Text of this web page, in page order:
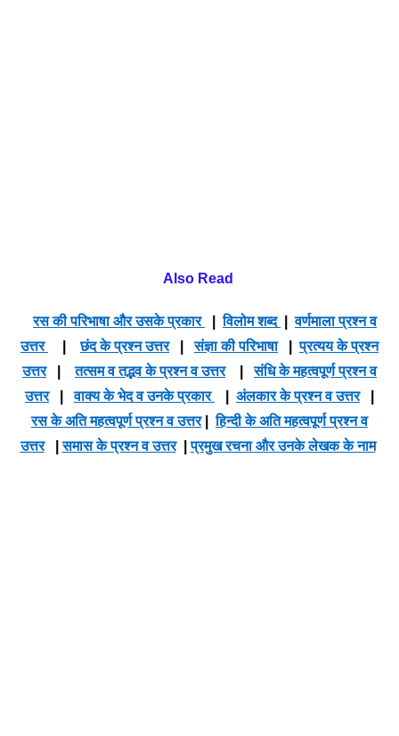
Also Read
रस की परिभाषा और उसके प्रकार |विलोम शब्द |वर्णमाला प्रश्न व
उत्तर
|छंद के प्रश्न उत्तर|संज्ञा की परिभाषा|प्रत्यय के प्रश्न
उत्तर|तत्सम व तद्भव के प्रश्न व उत्तर|संधि के महत्वपूर्ण प्रश्न व
उत्तर|वाक्य के भेद व उनके प्रकार अंलकार के प्रश्न व उत्तर|
रस के अति महत्वपूर्ण प्रश्न व उत्तर|हिन्दी के अति महत्वपूर्ण प्रश्न व
उत्तर|समास के प्रश्न व उत्तर|प्रमुख रचना और उनके लेखक के नाम